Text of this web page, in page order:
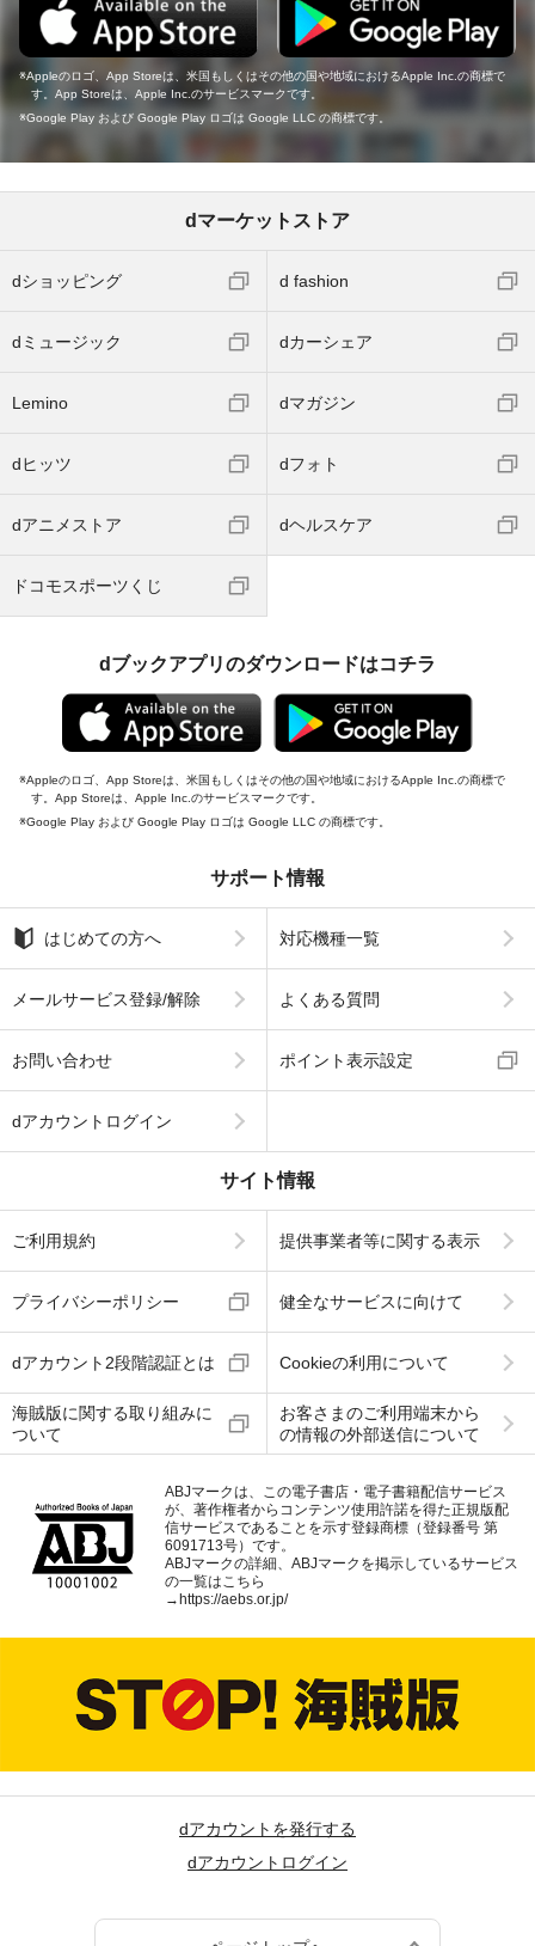
Appleのロゴ、App Storeは、米国もしくはその他の国や地域におけるApple Inc.の商標で
す。App Storeは、Apple Inc.のサービスマークです。
Google Play および Google Play ロゴは Google LLC の商標です。
dマーケットストア
dショッピング d fashion
dミュージック dカーシェア
Lemino dマガジン
dヒッツ dフォト
dアニメストア dヘルスケア
ドコモスポーツくじ
dブックアプリのダウンロードはコチラ
Appleのロゴ、App Storeは、米国もしくはその他の国や地域におけるApple Inc.の商標で
す。App Storeは、Apple Inc.のサービスマークです。
Google Play および Google Play ロゴは Google LLC の商標です。
サポート情報
はじめての方へ 対応機種一覧
メールサービス登録/解除 よくある質問
お問い合わせ ポイント表示設定
dアカウントログイン
サイト情報
ご利用規約 提供事業者等に関する表示
プライバシーポリシー 健全なサービスに向けて
dアカウント2段階認証とは Cookieの利用について
海賊版に関する取り組みに
ついて
お客さまのご利用端末から
の情報の外部送信について
ABJマークは、この電子書店・電子書籍配信サービス
が、著作権者からコンテンツ使用許諾を得た正規版配
信サービスであることを示す登録商標（登録番号 第
6091713号）です。
ABJマークの詳細、ABJマークを掲示しているサービス
の一覧はこちら
→https://aebs.or.jp/
dアカウントを発行する
dアカウントログイン